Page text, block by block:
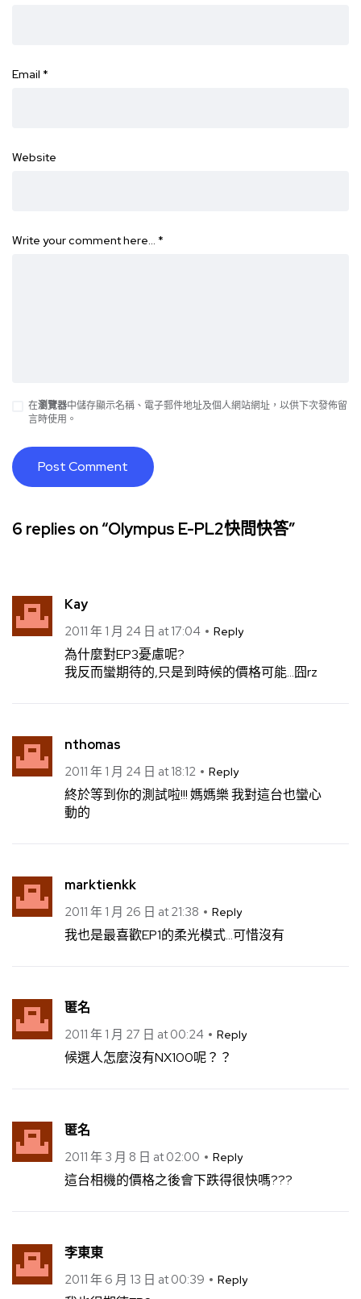
Email *
Website
Write your comment here… *
在瀏覽器中儲存顯示名稱、電子郵件地址及個人網站網址，以供下次發佈留
言時使用。
6 replies on “Olympus E-PL2快問快答”
Kay
2011 年 1 月 24 日 at 17:04 Reply
為什麼對EP3憂慮呢?
我反而蠻期待的,只是到時候的價格可能…囧rz
nthomas
2011 年 1 月 24 日 at 18:12 Reply
終於等到你的測試啦!!! 媽媽樂 我對這台也蠻心
動的
marktienkk
2011 年 1 月 26 日 at 21:38 Reply
我也是最喜歡EP1的柔光模式…可惜沒有
匿名
2011 年 1 月 27 日 at 00:24 Reply
候選人怎麼沒有NX100呢？？
匿名
2011 年 3 月 8 日 at 02:00 Reply
這台相機的價格之後會下跌得很快嗎???
李東東
2011 年 6 月 13 日 at 00:39 Reply